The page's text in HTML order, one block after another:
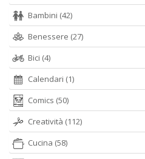
Bambini (42)
Benessere (27)
Bici (4)
Calendari (1)
Comics (50)
Creatività (112)
Cucina (58)